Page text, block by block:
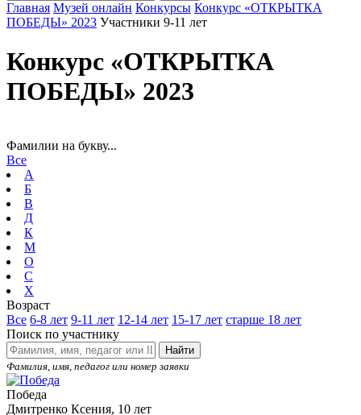
Главная Музей онлайн Конкурсы Конкурс «ОТКРЫТКА
ПОБЕДЫ» 2023 Участники 9-11 лет
Конкурс «ОТКРЫТКА
ПОБЕДЫ» 2023
Фамилии на букву...
Все
А
Б
В
Д
К
М
О
С
Х
Возраст
Все 6-8 лет 9-11 лет 12-14 лет 15-17 лет старше 18 лет
Поиск по участнику
Найти
Фамилия, имя, педагог или номер заявки
Победа
Дмитренко Ксения, 10 лет